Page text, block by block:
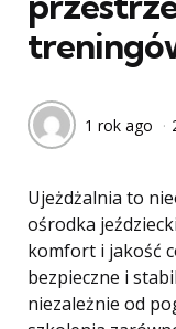
1 rok ago
Ujeżdżalnia to
ośrodka
komfort i jakość
bezpieczne i
niezależnie od